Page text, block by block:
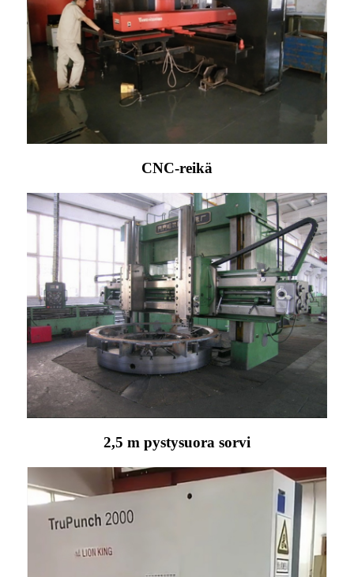
CNC-reikä
2,5 m pystysuora sorvi